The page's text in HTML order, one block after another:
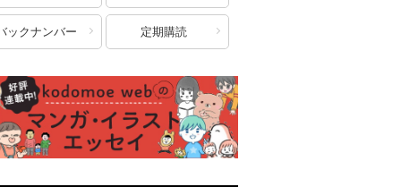
ックナンバー 定期購読